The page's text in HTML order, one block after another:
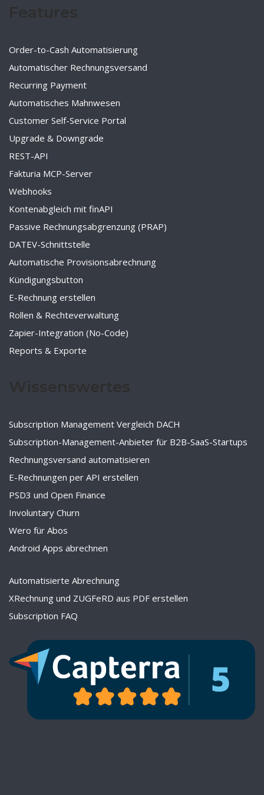
Order-to-Cash Automatisierung
Automatischer Rechnungsversand
Recurring Payment
Automatisches Mahnwesen
Customer Self-Service Portal
Upgrade & Downgrade
REST-API
Fakturia MCP-Server
Webhooks
Kontenabgleich mit finAPI
Passive Rechnungsabgrenzung (PRAP)
DATEV-Schnittstelle
Automatische Provisionsabrechnung
Kündigungsbutton
E-Rechnung erstellen
Rollen & Rechteverwaltung
Zapier-Integration (No-Code)
Reports & Exporte
Subscription Management Vergleich DACH
Subscription-Management-Anbieter für B2B-SaaS-Startups
Rechnungsversand automatisieren
E-Rechnungen per API erstellen
PSD3 und Open Finance
Involuntary Churn
Wero für Abos
Android Apps abrechnen
Automatisierte Abrechnung
XRechnung und ZUGFeRD aus PDF erstellen
Subscription FAQ